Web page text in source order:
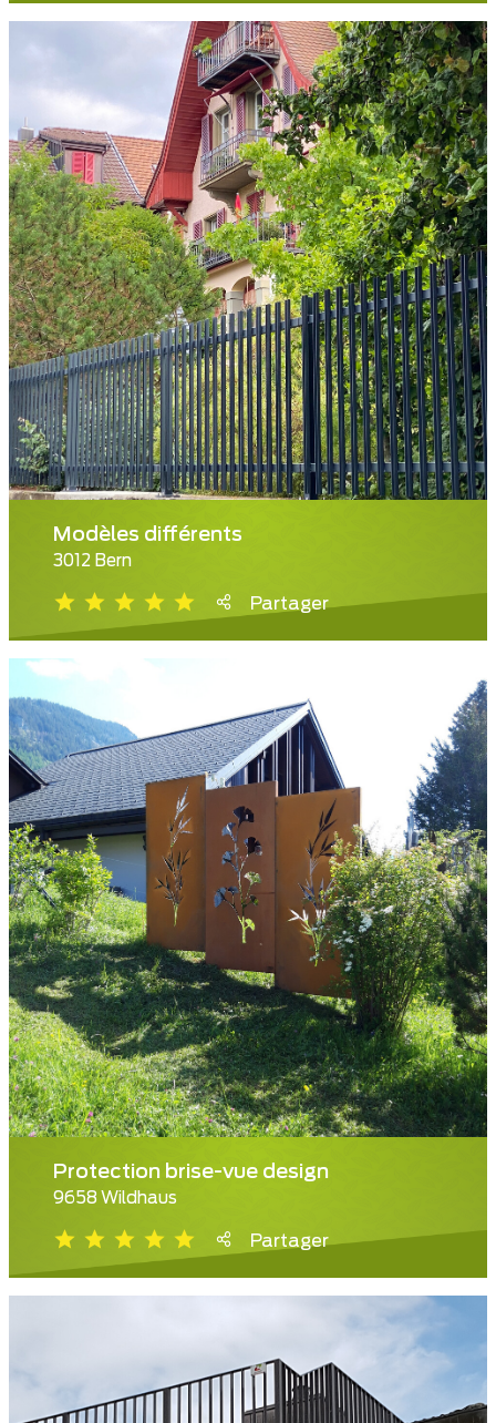
Modèles différents
3012 Bern
Partager
Protection brise-vue design
9658 Wildhaus
Partager